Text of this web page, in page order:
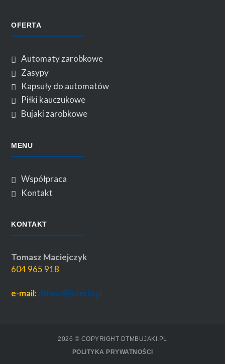
OFERTA
Automaty zarobkowe
Zasypy
Kapsuły do automatów
Piłki kauczukowe
Bujaki zarobkowe
MENU
Współpraca
Kontakt
KONTAKT
Tomasz Maciejczyk
604 965 918
e-mail:dtmsc@interia.pl
2026 © COPYRIGHT DTMBUJAKI.PL
POLITYKA PRYWATNOŚCI